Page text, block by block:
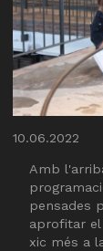
10.06.2022
Amb
pensades
aprofitar
xic més a